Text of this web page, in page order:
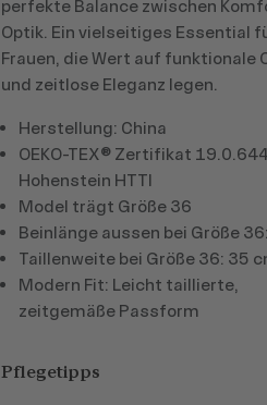
perfekte Balance zwischen
Optik. Ein vielseitiges Essential
Frauen, die Wert auf funktionale
und zeitlose Eleganz legen.
Herstellung: China
OEKO-TEX® Zertifikat
Hohenstein HTTI
Model trägt Größe 36
Beinlänge aussen bei Größe
Taillenweite bei Größe 36: 35
Modern Fit: Leicht taillierte,
zeitgemäße Passform
Pflegetipps